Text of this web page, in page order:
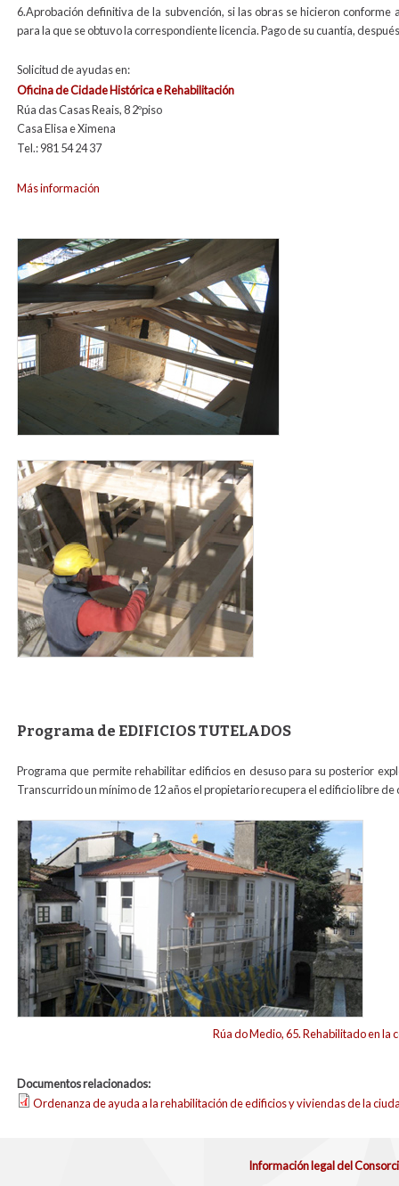
6.Aprobación definitiva de la subvención, si las obras se hicieron
para la que se obtuvo la correspondiente licencia. Pago de su cuantía,
Solicitud de ayudas en:
Oficina de Cidade Histórica e Rehabilitación
Rúa das Casas Reais, 8 2ºpiso
Casa Elisa e Ximena
Tel.: 981 54 24 37
Más información
rehab1paraweb.jpg
forjado_madera.jpg
Programa de EDIFICIOS TUTELADOS
Programa que permite rehabilitar edificios en desuso para su posterior
Transcurrido un mínimo de 12 años el propietario recupera el edificio libre de
foto_rehab_vivienda.jpg
Rúa do Medio, 65. Rehabilitado en la
Documentos relacionados:
Ordenanza de ayuda a la rehabilitación de edificios y viviendas de la
Información legal del